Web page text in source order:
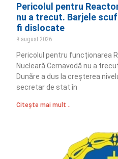
Pericolul pentru
nu a trecut. Barjele
fi dislocate
9 august 2026
Pericolul pentru funcționarea
Nucleară Cernavodă nu a
Dunăre a dus la creșterea
secretar de stat în
Citește mai mult ..